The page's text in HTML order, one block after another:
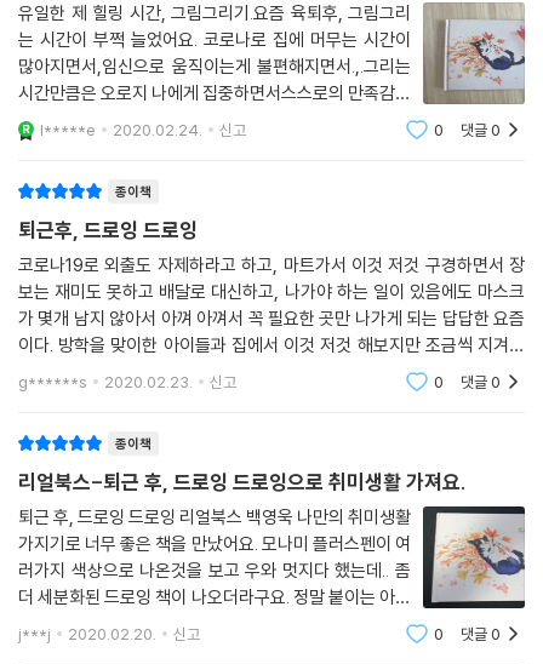
유일한 제 힐링 시간, 그림그리기.요즘 육퇴후, 그림그리
는 시간이 부쩍 늘었어요. 코로나로 집에 머무는 시간이
많아지면서,임신으로 움직이는게 불편해지면서.,.그리는
시간만큼은 오로지 나에게 집중하면서스스로의 만족감을
느끼고 힐링을 경험하기에 제일 좋은 시간인 것 같아요.퇴
근후, 드로잉 드로잉 책.성격 급한 나로썬 따라그리기에
l*****e 2020.02.24. 신고 0 댓글0
종이책
퇴근후, 드로잉 드로잉
코로나19로 외출도 자제하라고 하고, 마트가서 이것 저것 구경하면서 장
보는 재미도 못하고 배달로 대신하고, 나가야 하는 일이 있음에도 마스크
가 몇개 남지 않아서 아껴 아껴서 꼭 필요한 곳만 나가게 되는 답답한 요즘
이다. 방학을 맞이한 아이들과 집에서 이것 저것 해보지만 조금씩 지겨워
지기 시작했다. 아이들과 함께 할 수 있는 새로운 것을 찾고 있는 중에 '퇴
근후, 드로잉 드로
g******s 2020.02.23. 신고 0 댓글0
종이책
리얼북스-퇴근 후, 드로잉 드로잉으로 취미생활 가져요.
퇴근 후, 드로잉 드로잉 리얼북스 백영욱 나만의 취미생활
가지기로 너무 좋은 책을 만났어요. 모나미 플러스펜이 여
러가지 색상으로 나온것을 보고 우와 멋지다 했는데.. 좀
더 세분화된 드로잉 책이 나오더라구요. 정말 붙이는 아트
에서 컬러링에 이어 너무 재미난 취미생활 아니겠어요. 이
책은 플러스펜 드로잉 수채화를 그리기 위해서 읽어보기
j***j 2020.02.20. 신고 0 댓글0